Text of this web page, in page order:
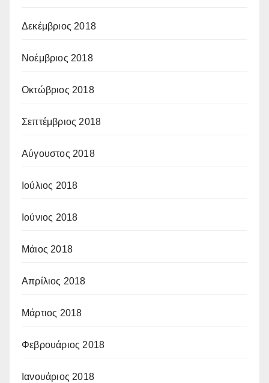
Δεκέμβριος 2018
Νοέμβριος 2018
Οκτώβριος 2018
Σεπτέμβριος 2018
Αύγουστος 2018
Ιούλιος 2018
Ιούνιος 2018
Μάιος 2018
Απρίλιος 2018
Μάρτιος 2018
Φεβρουάριος 2018
Ιανουάριος 2018